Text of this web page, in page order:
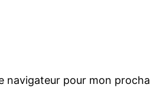
navigateur pour mon